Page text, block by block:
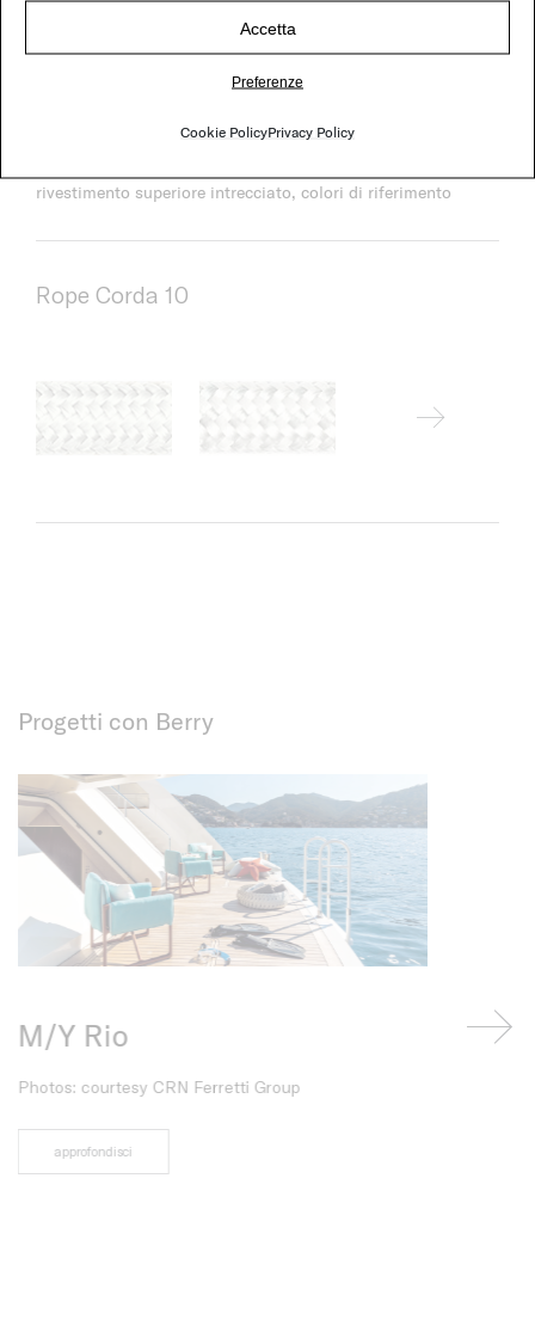
Accetta
Preferenze
Cookie PolicyPrivacy Policy
rivestimento superiore intrecciato, colori di riferimento
Rope Corda 10
Progetti con Berry
M/Y Rio
Photos: courtesy CRN Ferretti Group
approfondisci